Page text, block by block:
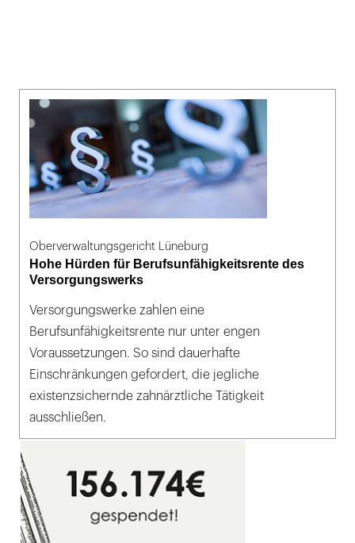
Oberverwaltungsgericht Lüneburg
Hohe Hürden für Berufsunfähigkeitsrente des
Versorgungswerks
Versorgungswerke zahlen eine
Berufsunfähigkeitsrente nur unter engen
Voraussetzungen. So sind dauerhafte
Einschränkungen gefordert, die jegliche
existenzsichernde zahnärztliche Tätigkeit
ausschließen.